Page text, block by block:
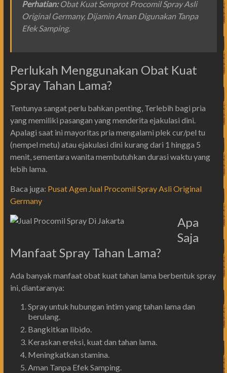
Perhatian: Obat Kuat Semprot Procomil Spray Asli
Original Germany, Dijamin Aman Digunakan Tanpa
Efek Samping.
Perlukah Menggunakan Obat Kuat
Spray Tahan Lama?
Tentunya sangat perlu bahkan penting, Terlebih bagi pria
yang memiliki pasangan yang menderita ejakulasi dini.
Apalagi saat ini mayoritas pria mengalami plek cur/pel tu
(nempel metu) atau ejakulasi dini kurang dari 1 hingga 5
menit, sementara wanita membutuhkan durasi waktu yang
lebih lama.
Baca juga: Pusat Agen Jual Procomil Spray Asli Original
Germany
Apa
Saja
Manfaat Spray Tahan Lama?
Ada banyak manfaat obat kuat tahan lama berbentuk spray
ini, diantaranya:
Spray untuk hubungan intim yang tahan lama dan
berulang.
Bangkitkan libido.
Keraskan ereksi, kuat dan tahan lama.
Meningkatkan stamina.
Aman Tanpa Efek Samping.